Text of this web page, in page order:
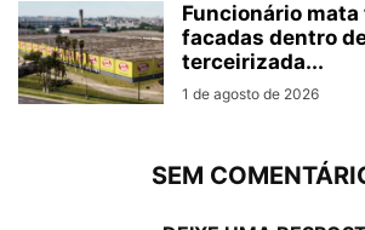
Funcionário
facadas dentro
terceirizada...
1 de agosto de 2026
SEM